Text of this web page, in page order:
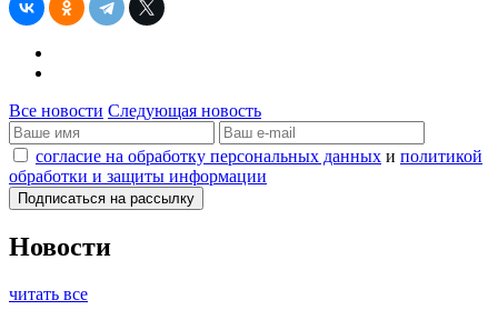
Все новости Следующая новость
согласие на обработку персональных данных и политикой
обработки и защиты информации
Новости
читать все